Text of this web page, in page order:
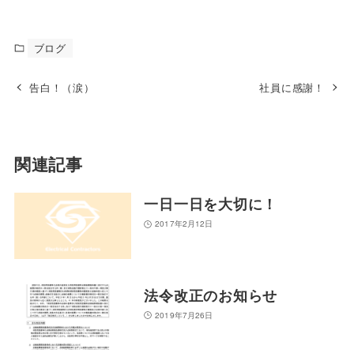
ブログ
告白！（涙） 社員に感謝！
関連記事
一日一日を大切に！
2017年2月12日
法令改正のお知らせ
2019年7月26日